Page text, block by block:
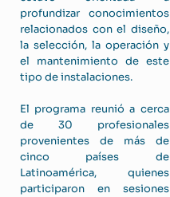
profundizar conocimientos
relacionados con el diseño,
la selección, la operación y
el mantenimiento de este
tipo de instalaciones.
El programa reunió a cerca
de 30 profesionales
provenientes de más de
cinco países de
Latinoamérica, quienes
participaron en sesiones